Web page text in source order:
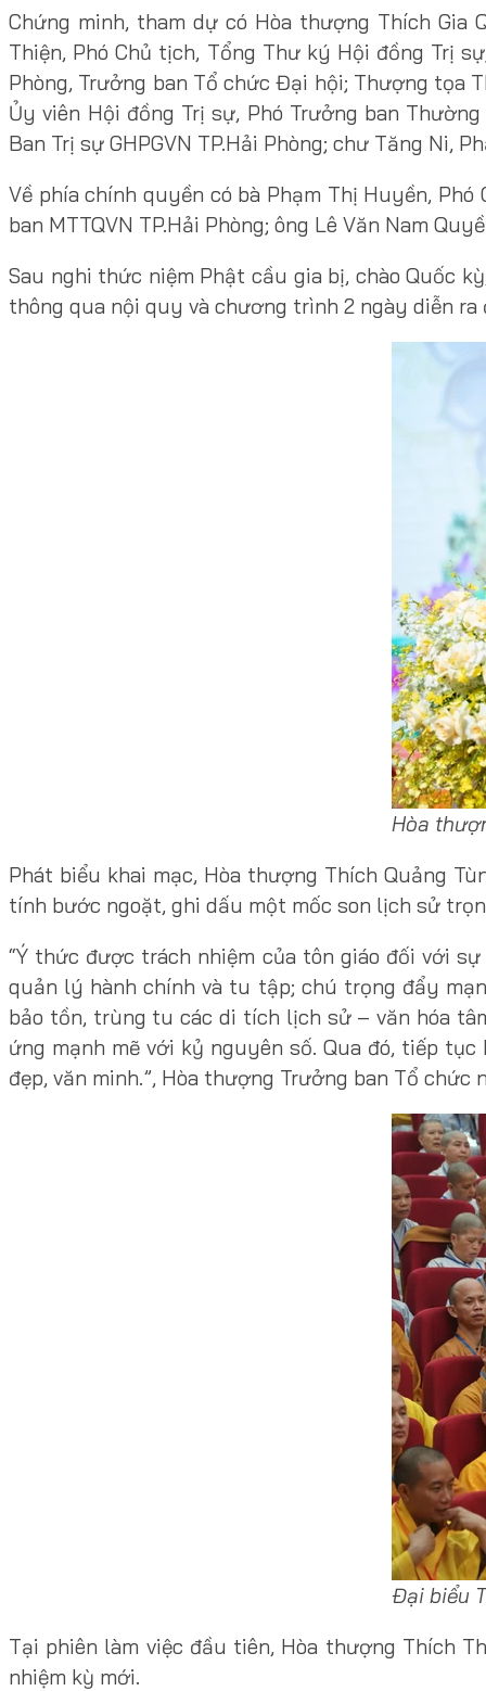
Chứng minh, tham dự có Hòa thượng Thích
Thiện, Phó Chủ tịch, Tổng Thư ký Hội đồng Trị
Phòng, Trưởng ban Tổ chức Đại hội; Thượng tọa
Ủy viên Hội đồng Trị sự, Phó Trưởng ban
Ban Trị sự GHPGVN TP.Hải Phòng; chư Tăng Ni,
Về phía chính quyền có bà Phạm Thị Huyền, Phó
ban MTTQVN TP.Hải Phòng; ông Lê Văn Nam
Sau nghi thức niệm Phật cầu gia bị, chào Quốc
thông qua nội quy và chương trình 2 ngày diễn ra
Hòa
Phát biểu khai mạc, Hòa thượng Thích Quảng
tính bước ngoặt, ghi dấu một mốc son lịch sử
“Ý thức được trách nhiệm của tôn giáo đối với
quản lý hành chính và tu tập; chú trọng đẩy
bảo tồn, trùng tu các di tích lịch sử – văn hóa
ứng mạnh mẽ với kỷ nguyên số. Qua đó, tiếp
đẹp, văn minh.”, Hòa thượng Trưởng ban Tổ chức
Đại biểu
Tại phiên làm việc đầu tiên, Hòa thượng Thích
nhiệm kỳ mới.